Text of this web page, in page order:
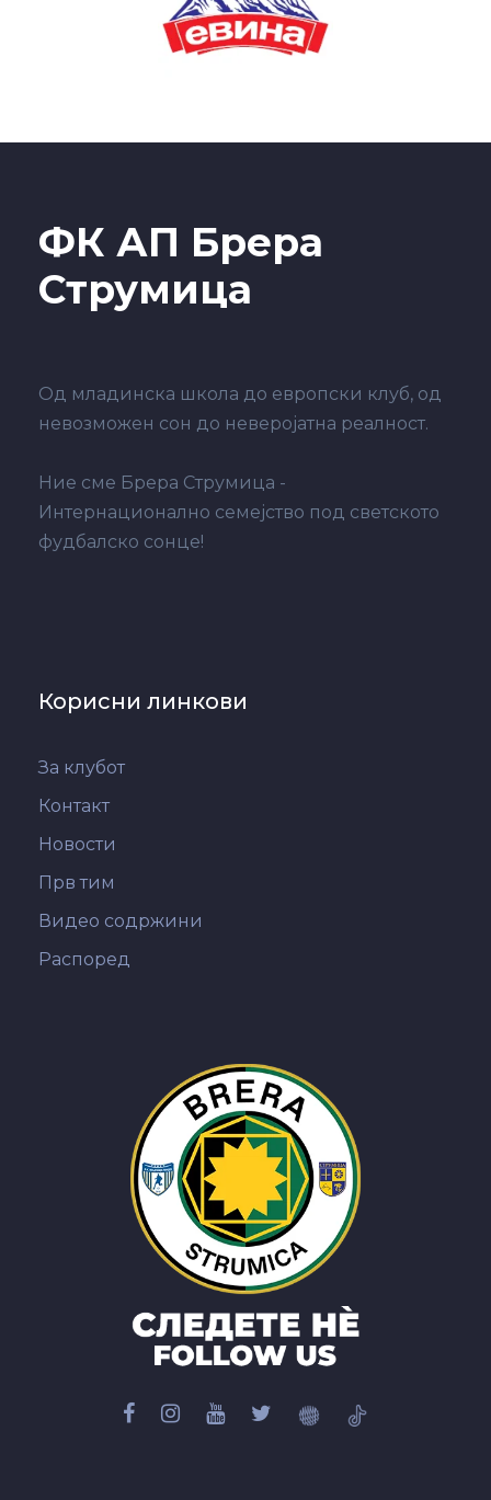
ФК АП Брера
Струмица
Од младинска школа до европски клуб, од
невозможен сон до неверојатна реалност.
Ние сме Брера Струмица -
Интернационално семејство под светското
фудбалско сонце!
Корисни линкови
За клубот
Контакт
Новости
Прв тим
Видео содржини
Распоред